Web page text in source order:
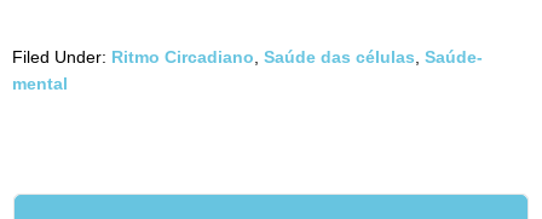
Filed Under: Ritmo Circadiano Saúde das células Saúde-
mental